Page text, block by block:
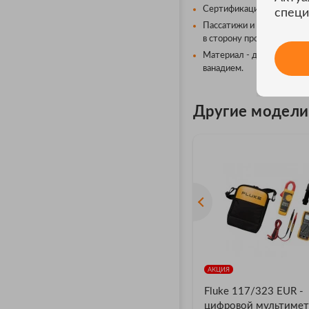
Сертификация для
Пассатижи и кусачки
в сторону проводника.
Материал - долговечная,
ванадием.
Другие модели
АКЦИЯ
Fluke 117/323 EUR -
цифровой